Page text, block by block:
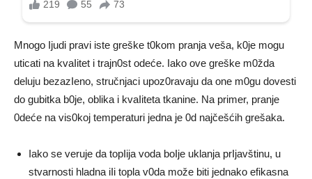
Mnogo Ijudi pravi iste greške t0kom pranja veša, k0je mogu
uticati na kvaIitet i trajn0st odeće. Iako ove greške m0žda
deluju bezazIeno, stručnjaci upoz0ravaju da one m0gu dovesti
do gubitka b0je, oblika i kvaIiteta tkanine. Na primer, pranje
0deće na vis0koj temperaturi jedna je 0d najčešćih grešaka.
Iako se veruje da topIija voda boIje uklanja prIjavštinu, u
stvarnosti hladna iIi topla v0da može biti jednako efikasna